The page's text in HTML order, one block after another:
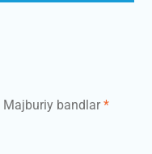
Majburiy bandlar*